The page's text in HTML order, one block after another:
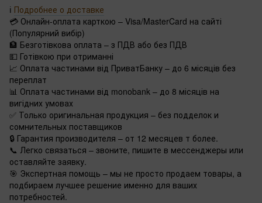
ℹ️ Подробнее о доставке
💳 Онлайн-оплата карткою – Visa/MasterCard на сайті
(Популярний вибір)
🏦 Безготівкова оплата – з ПДВ або без ПДВ
💵 Готівкою при отриманні
📈 Оплата частинами від ПриватБанку – до 6 місяців без
переплат
📊 Оплата частинами від monobank – до 8 місяців на
вигідних умовах
✅ Только оригинальная продукция – без подделок и
сомнительных поставщиков
🔒 Гарантия производителя – от 12 месяцев т более.
📞 Легко связаться – звоните, пишите в мессенджеры или
оставляйте заявку.
🎯 Экспертная помощь – мы не просто продаем товары, а
подбираем лучшее решение именно для ваших
потребностей.